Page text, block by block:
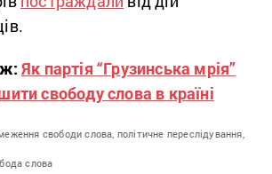
Як партія “Грузинська мрія”
свободу слова в країні
свободи слова, політичне переслідування,
слова